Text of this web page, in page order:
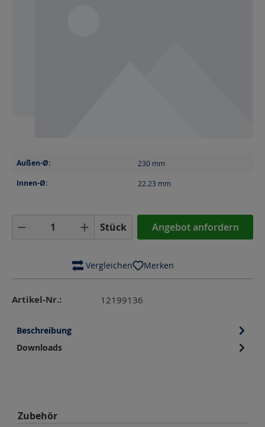
Außen-Ø: 230 mm
Innen-Ø: 22.23 mm
Produkt Anzahl: Gib den gewünschten
Stück Angebot anfordern
Vergleichen Merken
Artikel-Nr.: 12199136
Beschreibung
Downloads
Produktgalerie überspringen
Zubehör